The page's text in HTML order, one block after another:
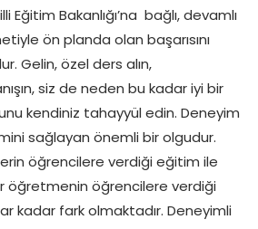
Eğitim Bakanlığı’na bağlı, devamlı
ön planda olan başarısını
Gelin, özel ders alın,
siz de neden bu kadar iyi bir
kendiniz tahayyül edin. Deneyim
sağlayan önemli bir olgudur.
öğrencilere verdiği eğitim ile
öğretmenin öğrencilere verdiği
kadar fark olmaktadır. Deneyimli